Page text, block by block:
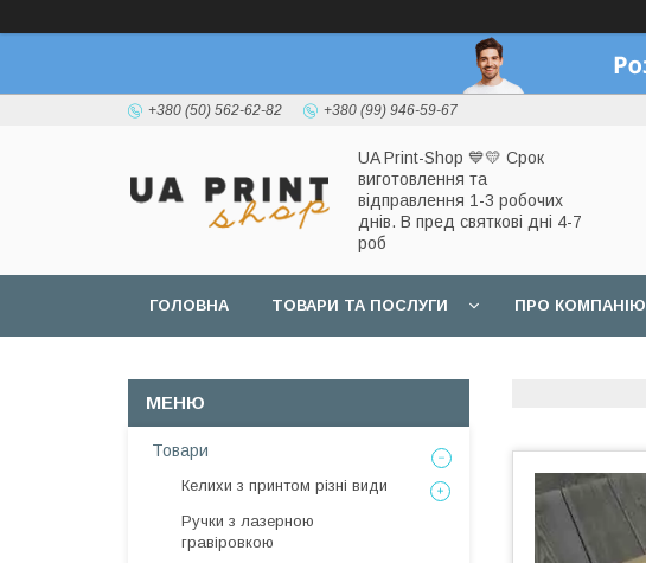
+380 (50) 562-62-82 +380 (99) 946-59-67
UA Print-Shop ​💙💛 Срок
виготовлення та
відправлення 1-3 робочих
днів. В пред святкові дні 4-7
роб
ГОЛОВНА ТОВАРИ ТА ПОСЛУГИ ПРО КОМПАНІЮ
Товари
Келихи з принтом різні види
Ручки з лазерною
гравіровкою